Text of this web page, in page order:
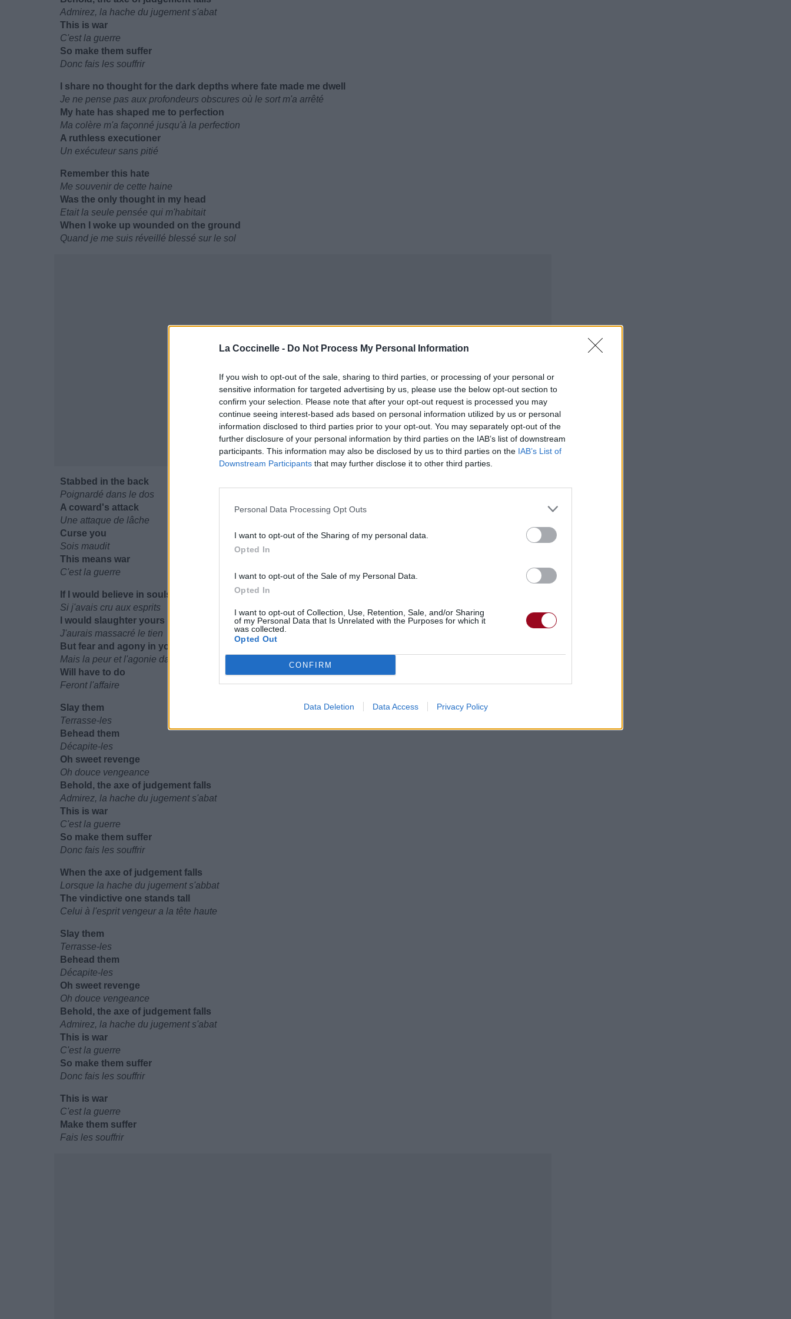
La Coccinelle - Do Not Process My Personal Information
If you wish to opt-out of the sale, sharing to third parties, or processing of your personal or
sensitive information for targeted advertising by us, please use the below opt-out section to
confirm your selection. Please note that after your opt-out request is processed you may
continue seeing interest-based ads based on personal information utilized by us or personal
information disclosed to third parties prior to your opt-out. You may separately opt-out of the
further disclosure of your personal information by third parties on the IAB’s list of downstream
participants. This information may also be disclosed by us to third parties on the IAB’s List of
Downstream Participants that may further disclose it to other third parties.
Personal Data Processing Opt Outs
I want to opt-out of the Sharing of my personal data.
Opted In
I want to opt-out of the Sale of my Personal Data.
Opted In
I want to opt-out of Collection, Use, Retention, Sale, and/or Sharing
of my Personal Data that Is Unrelated with the Purposes for which it
was collected.
Opted Out
CONFIRM
Data Deletion Data Access Privacy Policy
Admirez, la hache du jugement s'abat
This is war
C'est la guerre
So make them suffer
Donc fais les souffrir
I share no thought for the dark depths where fate made me dwell
Je ne pense pas aux profondeurs obscures où le sort m'a arrêté
My hate has shaped me to perfection
Ma colère m'a façonné jusqu'à la perfection
A ruthless executioner
Un exécuteur sans pitié
Remember this hate
Me souvenir de cette haine
Was the only thought in my head
Etait la seule pensée qui m'habitait
When I woke up wounded on the ground
Quand je me suis réveillé blessé sur le sol
Stabbed in the back
Poignardé dans le dos
A coward's attack
Une attaque de lâche
Curse you
Sois maudit
This means war
C'est la guerre
If I would believe in souls
Si j'avais cru aux esprits
I would slaughter yours
J'aurais massacré le tien
But fear and agony in your eyes
Mais la peur et l'agonie dans tes yeux
Will have to do
Feront l'affaire
Slay them
Terrasse-les
Behead them
Décapite-les
Oh sweet revenge
Oh douce vengeance
Behold, the axe of judgement falls
Admirez, la hache du jugement s'abat
This is war
C'est la guerre
So make them suffer
Donc fais les souffrir
When the axe of judgement falls
Lorsque la hache du jugement s'abbat
The vindictive one stands tall
Celui à l'esprit vengeur a la tête haute
Slay them
Terrasse-les
Behead them
Décapite-les
Oh sweet revenge
Oh douce vengeance
Behold, the axe of judgement falls
Admirez, la hache du jugement s'abat
This is war
C'est la guerre
So make them suffer
Donc fais les souffrir
This is war
C'est la guerre
Make them suffer
Fais les souffrir